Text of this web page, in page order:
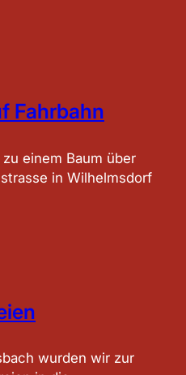
Fahrbahn
einem Baum über
in Wilhelmsdorf
wurden wir zur